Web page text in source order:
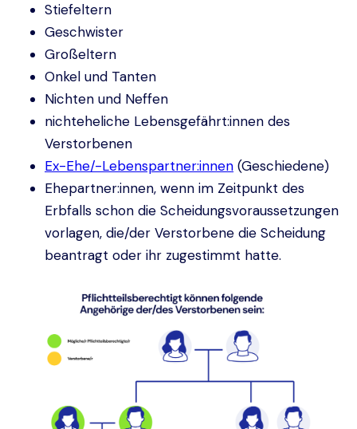
Stiefeltern
Geschwister
Großeltern
Onkel und Tanten
Nichten und Neffen
nichteheliche Lebensgefährt:innen des
Verstorbenen
Ex-Ehe/-Lebenspartner:innen (Geschiedene)
Ehepartner:innen, wenn im Zeitpunkt des
Erbfalls schon die Scheidungsvoraussetzungen
vorlagen, die/der Verstorbene die Scheidung
beantragt oder ihr zugestimmt hatte.